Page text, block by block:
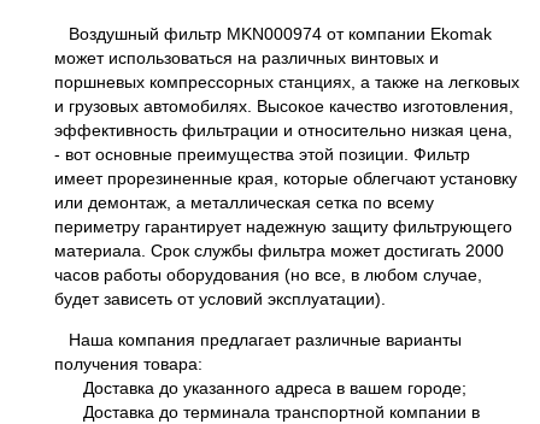
Воздушный фильтр MKN000974 от компании Ekomak
может использоваться на различных винтовых и
поршневых компрессорных станциях, а также на легковых
и грузовых автомобилях. Высокое качество изготовления,
эффективность фильтрации и относительно низкая цена,
- вот основные преимущества этой позиции. Фильтр
имеет прорезиненные края, которые облегчают установку
или демонтаж, а металлическая сетка по всему
периметру гарантирует надежную защиту фильтрующего
материала. Срок службы фильтра может достигать 2000
часов работы оборудования (но все, в любом случае,
будет зависеть от условий эксплуатации).
Наша компания предлагает различные варианты
получения товара:
Доставка до указанного адреса в вашем городе;
Доставка до терминала транспортной компании в